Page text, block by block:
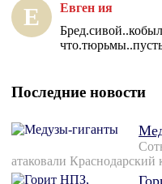
Е Евген ия
Последние новости
атаковали Краснодарский